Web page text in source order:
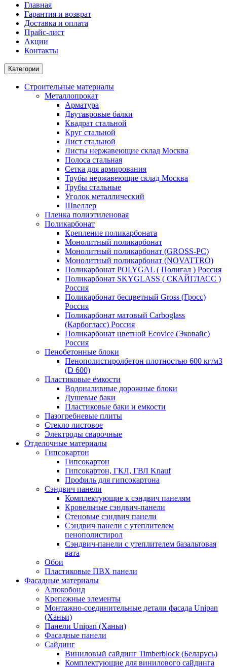
Главная
Гарантия и возврат
Доставка и оплата
Прайс-лист
Акции
Контакты
Категории
Строительные материалы
Металлопрокат
Арматура
Двутавровые балки
Квадрат стальной
Круг стальной
Лист стальной
Листы нержавеющие склад Москва
Полоса стальная
Сетка для армирования
Трубы нержавеющие склад Москва
Трубы стальные
Уголок металлический
Швеллер
Пленка полиэтиленовая
Поликарбонат
Крепление поликарбоната
Монолитный поликарбонат
Монолитный поликарбонат (GROSS-PC)
Монолитный поликарбонат (NOVATTRO)
Поликарбонат POLYGAL ( Полигал ) Россия
Поликарбонат SKYGLASS ( СКАЙГЛАСС )
Россия
Поликарбонат бесцветный Gross (Гросс)
Россия
Поликарбонат матовый Carboglass
(Карбогласс) Россия
Поликарбонат цветной Ecovice (Эковайс)
Россия
Пенобетонные блоки
Пенополистиролбетон плотностью 600 кг/м3
(D 600)
Пластиковые ёмкости
Водоналивные дорожные блоки
Душевые баки
Пластиковые баки и емкости
Пазогребневые плиты
Стекло листовое
Электроды сварочные
Отделочные материалы
Гипсокартон
Гипсокартон
Гипсокартон, ГКЛ, ГВЛ Knauf
Профиль для гипсокартона
Сэндвич панели
Комплектующие к сэндвич панелям
Кровельные сэндвич-панели
Стеновые сэндвич панели
Сэндвич панели с утеплителем
пенополистирол
Сэндвич-панели с утеплителем базальтовая
вата
Обои
Пластиковые ПВХ панели
Фасадные материалы
Алюкобонд
Крепежные элементы
Монтажно-соединительные детали фасада Unipan
(Ханьи)
Панели Unipan (Ханьи)
Фасадные панели
Сайдинг
Виниловый сайдинг Timberblock (Беларусь)
Комплектующие для винилового сайдинга